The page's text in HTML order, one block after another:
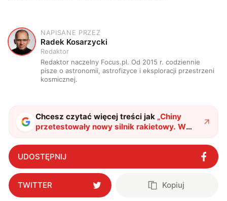
R
NAPISANE PRZEZ
Radek Kosarzycki
Redaktor
Redaktor naczelny Focus.pl. Od 2015 r. codziennie
pisze o astronomii, astrofizyce i eksploracji przestrzeni
kosmicznej.
Chcesz czytać więcej treści jak „Chiny
przetestowały nowy silnik rakietowy. W
ciągu kilku lat mogą przegonić nawet USA"?
UDOSTĘPNIJ
TWITTER Kopiuj